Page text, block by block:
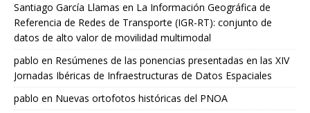
Santiago García Llamas en La Información Geográfica de
Referencia de Redes de Transporte (IGR-RT): conjunto de
datos de alto valor de movilidad multimodal
pablo en Resúmenes de las ponencias presentadas en las XIV
Jornadas Ibéricas de Infraestructuras de Datos Espaciales
pablo en Nuevas ortofotos históricas del PNOA